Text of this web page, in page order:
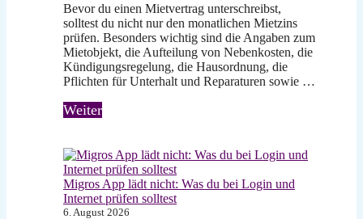
Bevor du einen Mietvertrag unterschreibst,
solltest du nicht nur den monatlichen Mietzins
prüfen. Besonders wichtig sind die Angaben zum
Mietobjekt, die Aufteilung von Nebenkosten, die
Kündigungsregelung, die Hausordnung, die
Pflichten für Unterhalt und Reparaturen sowie …
Weiter
Migros App lädt nicht: Was du bei Login und
Internet prüfen solltest
6. August 2026